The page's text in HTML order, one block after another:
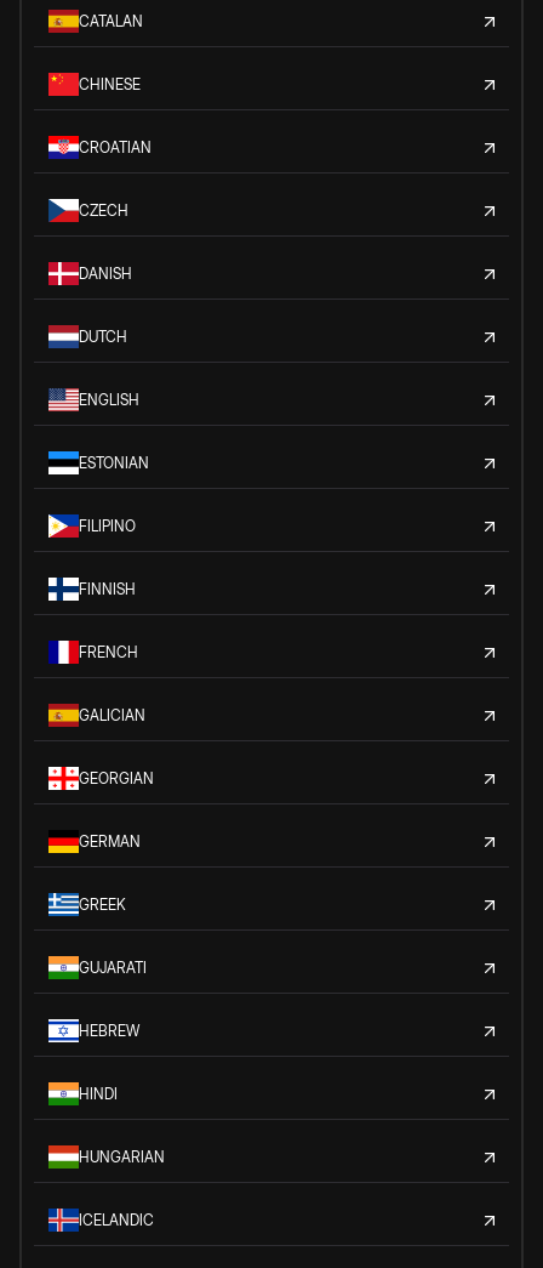
CATALAN
CHINESE
CROATIAN
CZECH
DANISH
DUTCH
ENGLISH
ESTONIAN
FILIPINO
FINNISH
FRENCH
GALICIAN
GEORGIAN
GERMAN
GREEK
GUJARATI
HEBREW
HINDI
HUNGARIAN
ICELANDIC